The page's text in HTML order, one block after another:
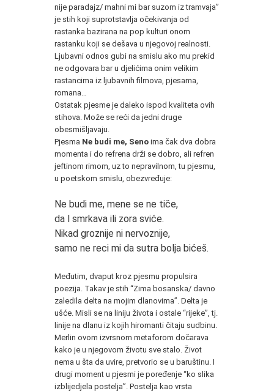
nije paradajz/ mahni mi bar suzom iz tramvaja”
je stih koji suprotstavlja očekivanja od
rastanka bazirana na pop kulturi onom
rastanku koji se dešava u njegovoj realnosti.
Ljubavni odnos gubi na smislu ako mu prekid
ne odgovara bar u djelićima onim velikim
rastancima iz ljubavnih filmova, pjesama,
romana…
Ostatak pjesme je daleko ispod kvaliteta ovih
stihova. Može se reći da jedni druge
obesmišljavaju.
Pjesma Ne budi me, Seno ima čak dva dobra
momenta i do refrena drži se dobro, ali refren
jeftinom rimom, uz to nepravilnom, tu pjesmu,
u poetskom smislu, obezvređuje:
Ne budi me, mene se ne tiče,
da l smrkava ili zora sviće.
Nikad groznije ni nervoznije,
samo ne reci mi da sutra bolja bićeš.
Međutim, dvaput kroz pjesmu propulsira
poezija. Takav je stih “Zima bosanska/ davno
zaledila delta na mojim dlanovima”. Delta je
ušće. Misli se na liniju života i ostale “rijeke”, tj.
linije na dlanu iz kojih hiromanti čitaju sudbinu.
Merlin ovom izvrsnom metaforom dočarava
kako je u njegovom životu sve stalo. Život
nema u šta da uvire, pretvorio se u baruštinu. I
drugi moment u pjesmi je poređenje “ko slika
izblijedjela postelja”. Postelja kao vrsta